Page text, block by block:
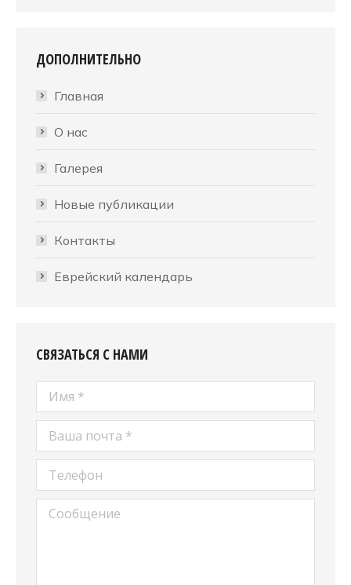
ДОПОЛНИТЕЛЬНО
Главная
О нас
Галерея
Новые публикации
Контакты
Еврейский календарь
СВЯЗАТЬСЯ С НАМИ
Имя *
Ваша почта *
Телефон
Сообщение